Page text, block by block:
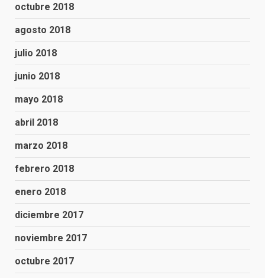
octubre 2018
agosto 2018
julio 2018
junio 2018
mayo 2018
abril 2018
marzo 2018
febrero 2018
enero 2018
diciembre 2017
noviembre 2017
octubre 2017